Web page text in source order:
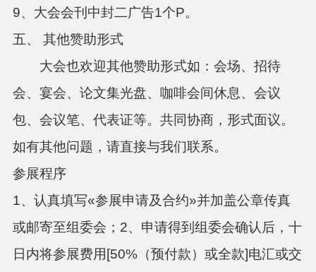
9、大会会刊中封二广告1个P。
五、
其他赞助形式
大会也欢迎其他赞助形式如：会场、招待
会、宴会、论文集光盘、咖啡会间休息、会议
包、会议笔、代表证等。共同协商，形式面议。
如有其他问题，请直接与我们联系。
参展程序
1、认真填写«参展申请及合约»并加盖公章传真
或邮寄至组委会；2、申请得到组委会确认后，十
日内将参展费用[50%（预付款）或全款]电汇或交